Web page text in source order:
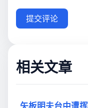
提交评论
相关文章
矢板明夫台中遭